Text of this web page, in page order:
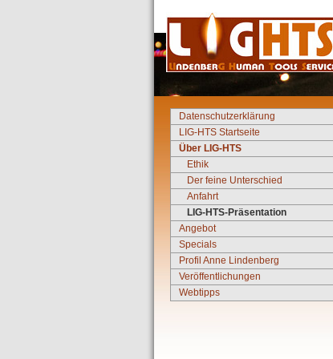
Datenschutzerklärung
LIG-HTS Startseite
Über LIG-HTS
Ethik
Der feine Unterschied
Anfahrt
LIG-HTS-Präsentation
Angebot
Specials
Profil Anne Lindenberg
Veröffentlichungen
Webtipps